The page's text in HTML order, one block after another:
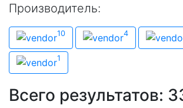
Производитель:
Производитель
Boston Scientific
10 Medi-Globe
4
Wilson
1
Всего результатов: